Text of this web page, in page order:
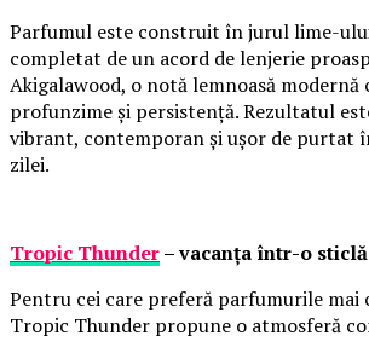
Parfumul este construit în jurul lime-
completat de un acord de lenjerie
Akigalawood, o notă lemnoasă modernă
profunzime și persistență. Rezultatul
vibrant, contemporan și ușor de purtat
zilei.
Tropic Thunder– vacanța într-o sticlă
Pentru cei care preferă parfumurile mai
Tropic Thunder propune o atmosferă